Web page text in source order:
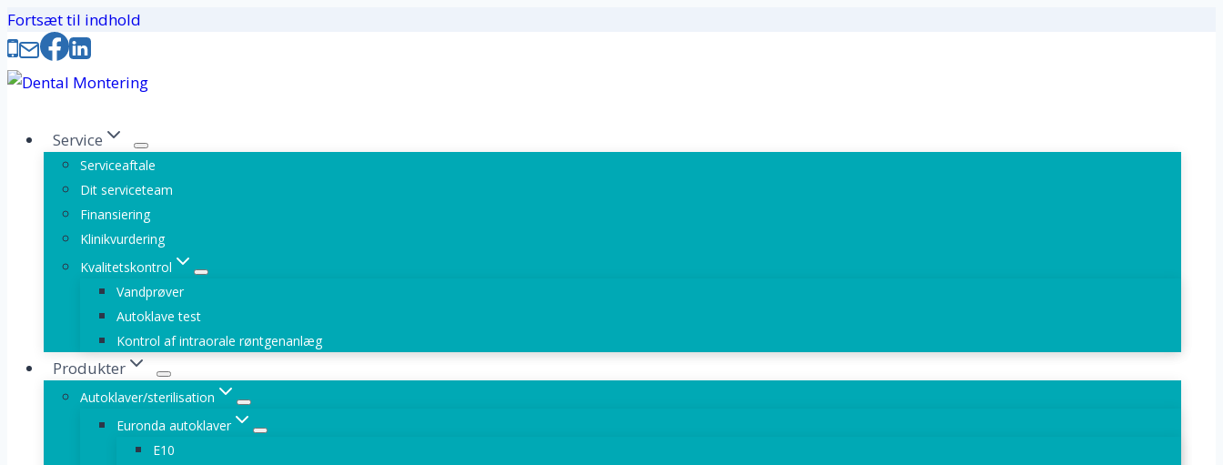
Fortsæt til indhold
Service
Serviceaftale
Dit serviceteam
Finansiering
Klinikvurdering
Kvalitetskontrol
Vandprøver
Autoklave test
Kontrol af intraorale røntgenanlæg
Produkter
Autoklaver/sterilisation
Euronda autoklaver
E10